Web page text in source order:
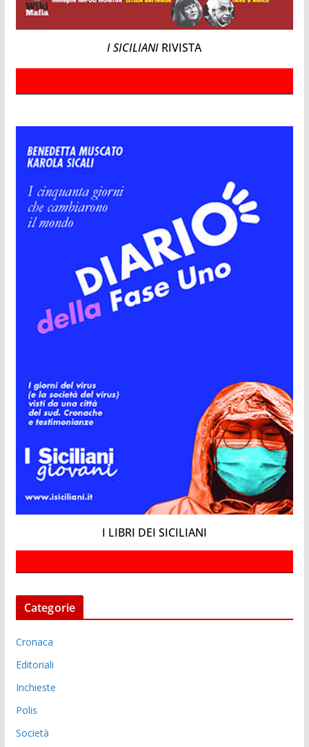
I SICILIANI RIVISTA
I LIBRI DEI SICILIANI
Categorie
Cronaca
Editoriali
Inchieste
Polis
Società